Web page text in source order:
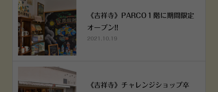
《吉祥寺》PARCO１階に期間限定
オープン!!
2021.10.19
《吉祥寺》チャレンジショップ卒